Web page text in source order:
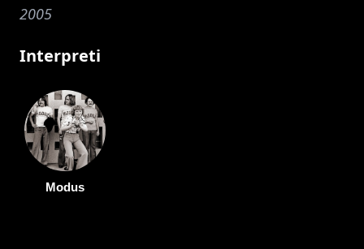
2005
Interpreti
Modus